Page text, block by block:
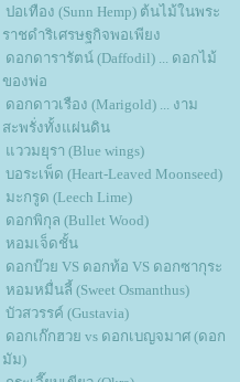
ปอเทือง (Sunn Hemp) ต้นไม้ในพระ
ราชดำริเศรษฐกิจพอเพียง
ดอกดารารัตน์ (Daffodil) ... ดอกไม้
ของพ่อ
ดอกดาวเรือง (Marigold) ... งาม
สะพรั่งทั้งแผ่นดิน
ววมยุรา (Blue wings)
บอระเพ็ด (Heart-Leaved Moonseed)
มะกรูด (Leech Lime)
ดอกพิกุล (Bullet Wood)
หอมเจ็ดชั้น
ดอกบ๊วย VS ดอกท้อ VS ดอกซากุระ
หอมหมื่นลี้ (Sweet Osmanthus)
บัวสวรรค์ (Gustavia)
ดอกเก๊กฮวย vs ดอกเบญจมาศ (ดอก
มัม)